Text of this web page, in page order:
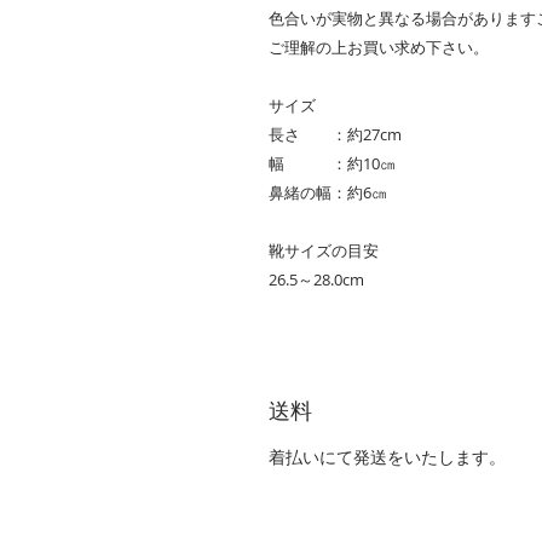
色合いが実物と異なる場合があります
ご理解の上お買い求め下さい。
サイズ
長さ ：約27cm
幅 ：約10㎝
鼻緒の幅：約6㎝
靴サイズの目安
26.5～28.0cm
送料
着払いにて発送をいたします。